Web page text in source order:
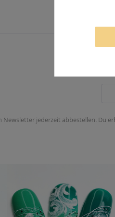
Newsletter jederzeit abbestellen. Du